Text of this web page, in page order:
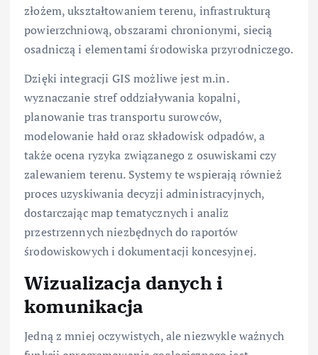
złożem, ukształtowaniem terenu, infrastrukturą
powierzchniową, obszarami chronionymi, siecią
osadniczą i elementami środowiska przyrodniczego.
Dzięki integracji GIS możliwe jest m.in.
wyznaczanie stref oddziaływania kopalni,
planowanie tras transportu surowców,
modelowanie hałd oraz składowisk odpadów, a
także ocena ryzyka związanego z osuwiskami czy
zalewaniem terenu. Systemy te wspierają również
proces uzyskiwania decyzji administracyjnych,
dostarczając map tematycznych i analiz
przestrzennych niezbędnych do raportów
środowiskowych i dokumentacji koncesyjnej.
Wizualizacja danych i
komunikacja
Jedną z mniej oczywistych, ale niezwykle ważnych